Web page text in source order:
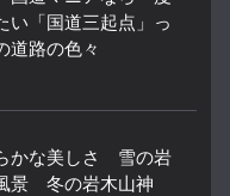
い「国道三起点」っ
路の色々
かな美しさ 雪の岩
景 冬の岩木山神